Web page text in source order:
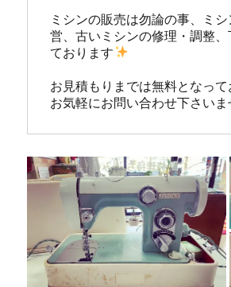
ミシンの販売は勿論の事、ミ
営、古いミシンの修理・調整、
ております
お見積もりまでは無料となっ
お気軽にお問い合わせ下さい